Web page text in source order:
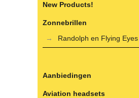
New Products!
Zonnebrillen
Randolph en Flying
Aanbiedingen
Aviation headsets